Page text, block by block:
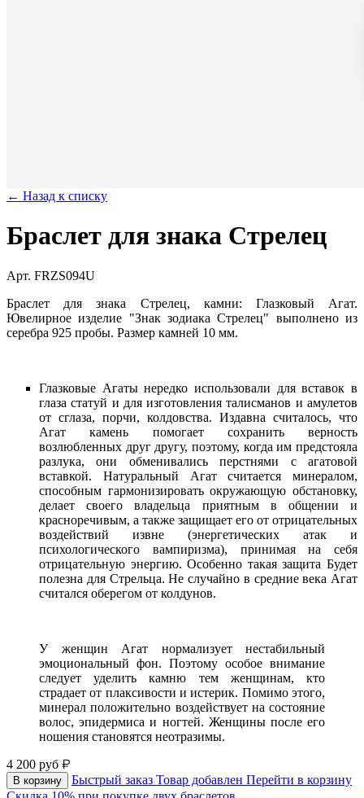
← Назад к списку
Браслет для знака Стрелец
Арт. FRZS094U
Браслет для знака Стрелец, камни: Глазковый Агат.
Ювелирное изделие "Знак зодиака Стрелец" выполнено из
серебра 925 пробы. Размер камней 10 мм.
Глазковые Агаты нередко использовали для вставок в
глаза статуй и для изготовления талисманов и амулетов
от сглаза, порчи, колдовства. Издавна считалось, что
Агат камень помогает сохранить верность
возлюбленных друг другу, поэтому, когда им предстояла
разлука, они обменивались перстнями с агатовой
вставкой. Натуральный Агат считается минералом,
способным гармонизировать окружающую обстановку,
делает своего владельца приятным в общении и
красноречивым, а также защищает его от отрицательных
воздействий извне (энергетических атак и
психологического вампиризма), принимая на себя
отрицательную энергию. Особенно такая защита Будет
полезна для Стрельца. Не случайно в средние века Агат
считался оберегом от колдунов.
У женщин Агат нормализует нестабильный
эмоциональный фон. Поэтому особое внимание
следует уделить камню тем женщинам, кто
страдает от плаксивости и истерик. Помимо этого,
минерал положительно воздействует на состояние
волос, эпидермиса и ногтей. Женщины после его
ношения становятся неотразимы.
4 200 руб
В корзину Быстрый заказ Товар добавлен Перейти в корзину